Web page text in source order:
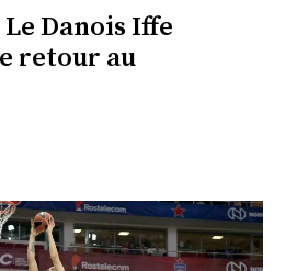
Le Danois Iffe
retour au